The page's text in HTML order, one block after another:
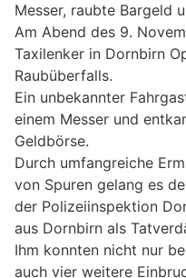
Messer, raubte Bargeld
Am Abend des 9.
Taxilenker in Dornbirn
Raubüberfalls.
Ein unbekannter
einem Messer und
Geldbörse.
Durch umfangreiche
von Spuren gelang es
der Polizeiinspektion
aus Dornbirn als
Ihm konnten nicht nur
auch vier weitere